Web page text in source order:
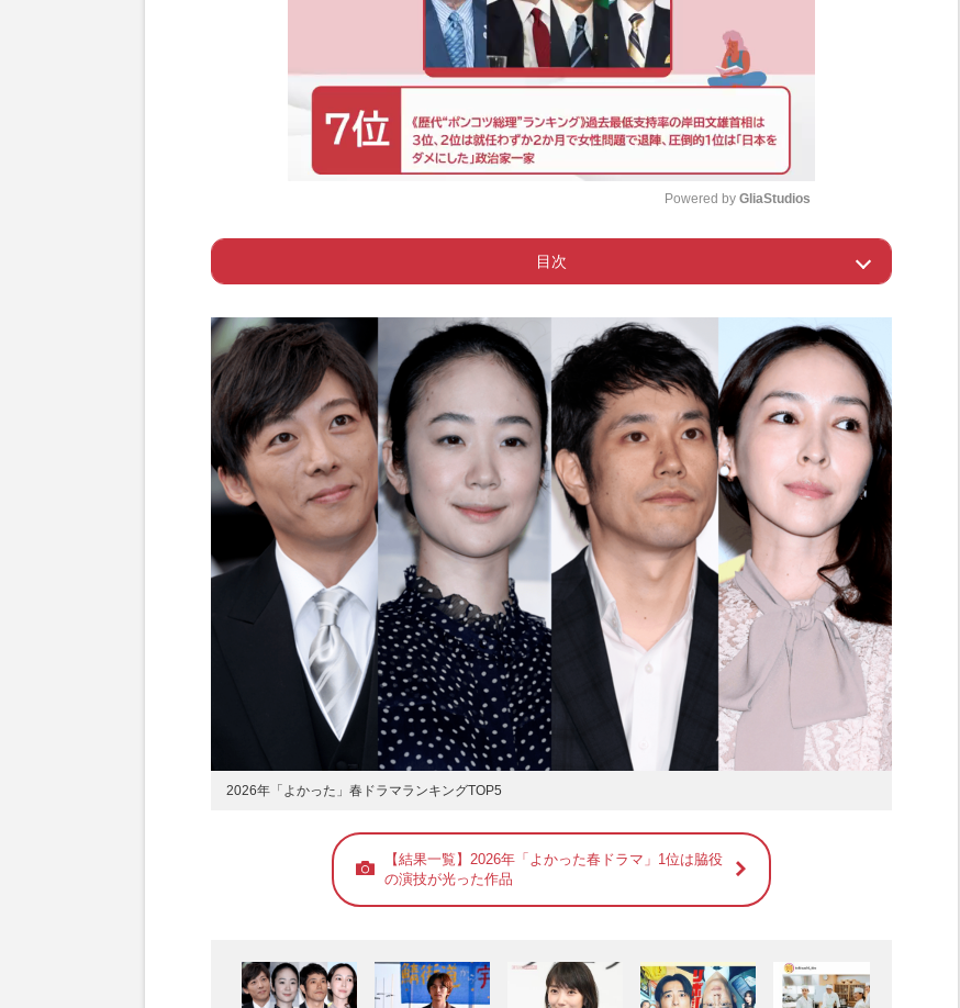
t
Powered by GliaStudios
目次
Page 1
ー 「よかった」5位は月9ドラマ『サバ缶、宇宙へ行く』
ー 「よかった」4位に『月夜行路 ─答えは名作の中に─』
Page 2
ー 「よかった」3位は『リボーン〜最後のヒーロー〜』
ー 「よかった」2位は『時すでにおスシ!?』
Page 3 ー 栄えある1位は『銀河の一票』
2026年「よかった」春ドラマランキングTOP5
【結果一覧】2026年「よかった春ドラマ」1位は脇役
の演技が光った作品